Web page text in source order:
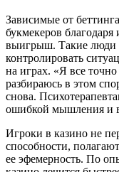
Зависимые от
букмекеров
выигрыш. Такие люди
контролировать
на играх. «Я все
разбираюсь в этом
снова.
ошибкой мышления и
Игроки в казино не
способности,
ее эфемерность. По